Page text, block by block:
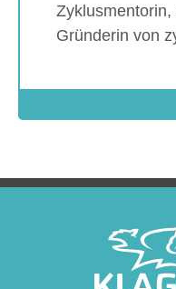
Gründerin von